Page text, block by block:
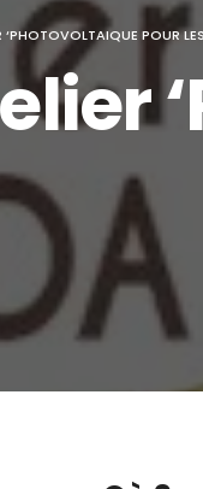
‘PHOTOVOLTAIQUE POUR